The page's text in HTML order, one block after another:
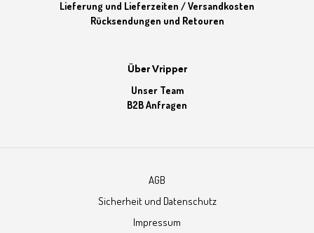
Lieferung und Lieferzeiten / Versandkosten
Rücksendungen und Retouren
Über Vripper
Unser Team
B2B Anfragen
AGB
Sicherheit und Datenschutz
Impressum